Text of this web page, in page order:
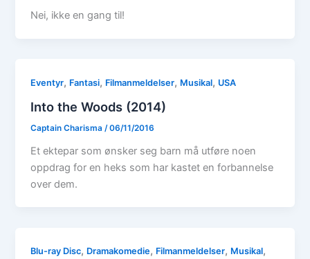
Nei, ikke en gang til!
Eventyr, Fantasi, Filmanmeldelser, Musikal, USA
Into the Woods (2014)
Captain Charisma /06/11/2016
Et ektepar som ønsker seg barn må utføre noen
oppdrag for en heks som har kastet en forbannelse
over dem.
Blu-ray Disc, Dramakomedie, Filmanmeldelser, Musikal,